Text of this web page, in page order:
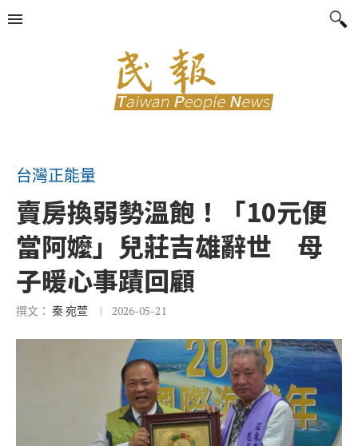
台灣正能量
賣房換弱勢溫飽！「10元便
當阿嬤」兒莊吉雄辭世 母
子暖心事蹟回顧
撰文： 秦 宛萱 2026-05-21